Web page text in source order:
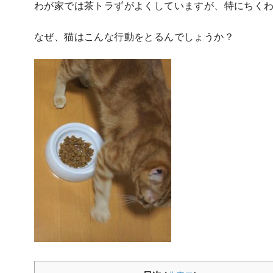
わが家では茶トラずがよくしていますが、特にちく
なぜ、猫はこんな行動をとるんでしょうか？